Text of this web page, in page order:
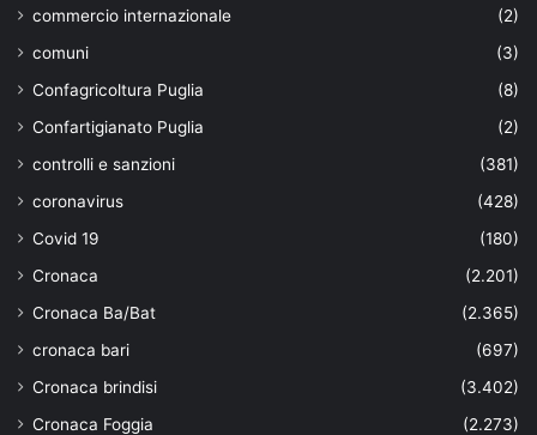
commercio internazionale
(2)
comuni
(3)
Confagricoltura Puglia
(8)
Confartigianato Puglia
(2)
controlli e sanzioni
(381)
coronavirus
(428)
Covid 19
(180)
Cronaca
(2.201)
Cronaca Ba/Bat
(2.365)
cronaca bari
(697)
Cronaca brindisi
(3.402)
Cronaca Foggia
(2.273)